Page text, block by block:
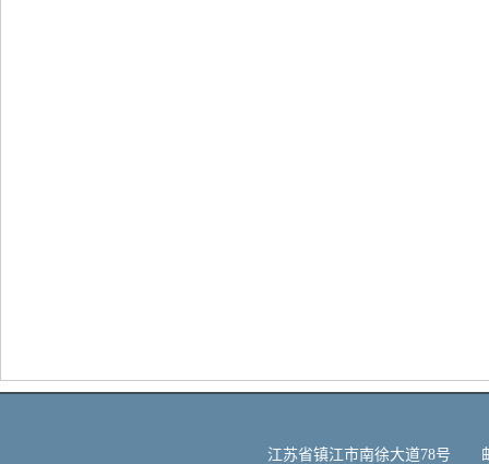
江苏省镇江市南徐大道78号 邮